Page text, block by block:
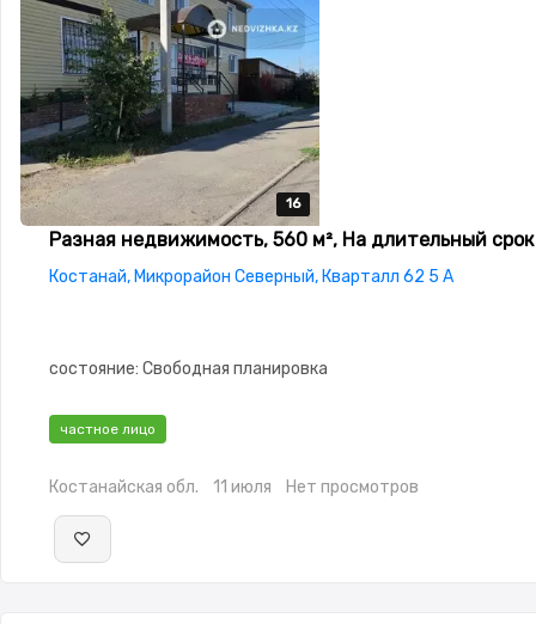
16
16
16
16
16
Разная недвижимость, 560 м², На длительный срок
Костанай, Микрорайон Северный, Кварталл 62 5 А
состояние: Свободная планировка
частное лицо
Костанайская обл. 11 июля Нет просмотров